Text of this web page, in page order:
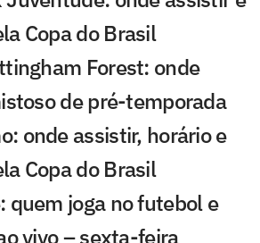
Copa do Brasil
Forest: onde
de pré-temporada
onde assistir, horário e
Copa do Brasil
quem joga no futebol e
vivo – sexta-feira